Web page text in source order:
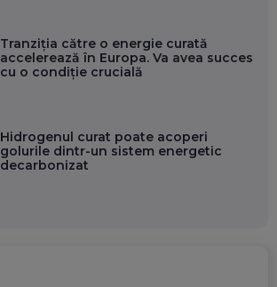
Tranziția către o energie curată
accelerează în Europa. Va avea succes
cu o condiție crucială
Hidrogenul curat poate acoperi
golurile dintr-un sistem energetic
decarbonizat